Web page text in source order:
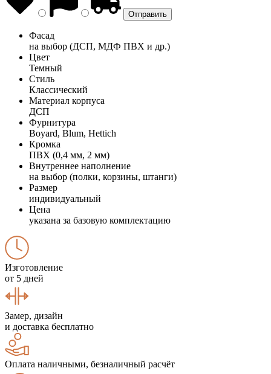
Фасад
на выбор (ДСП, МДФ ПВХ и др.)
Цвет
Темный
Стиль
Классический
Материал корпуса
ДСП
Фурнитура
Boyard, Blum, Hettich
Кромка
ПВХ (0,4 мм, 2 мм)
Внутреннее наполнение
на выбор (полки, корзины, штанги)
Размер
индивидуальный
Цена
указана за базовую комплектацию
Изготовление
от 5 дней
Замер, дизайн
и доставка бесплатно
Оплата наличными, безналичный расчёт